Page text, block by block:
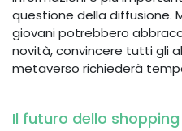
questione della diffusione.
giovani potrebbero
novità, convincere tutti gli
metaverso richiederà
Il futuro dello shopping